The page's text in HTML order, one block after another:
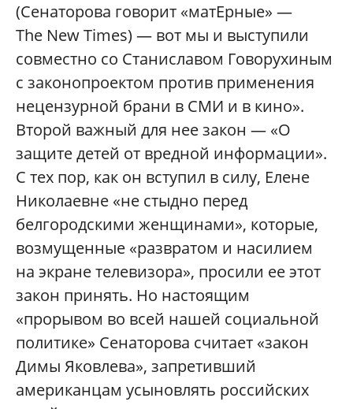
(Сенаторова говорит «матЕрные» —
The New Times) — вот мы и выступили
совместно со Станиславом Говорухиным
с законопроектом против применения
нецензурной брани в СМИ и в кино».
Второй важный для нее закон — «О
защите детей от вредной информации».
С тех пор, как он вступил в силу, Елене
Николаевне «не стыдно перед
белгородскими женщинами», которые,
возмущенные «развратом и насилием
на экране телевизора», просили ее этот
закон принять. Но настоящим
«прорывом во всей нашей социальной
политике» Сенаторова считает «закон
Димы Яковлева», запретивший
американцам усыновлять российских